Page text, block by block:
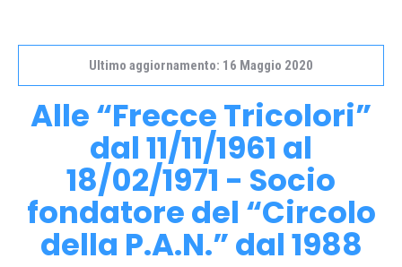
Ultimo aggiornamento: 16 Maggio 2020
Alle “Frecce Tricolori”
dal 11/11/1961 al
18/02/1971 - Socio
fondatore del “Circolo
della P.A.N.” dal 1988